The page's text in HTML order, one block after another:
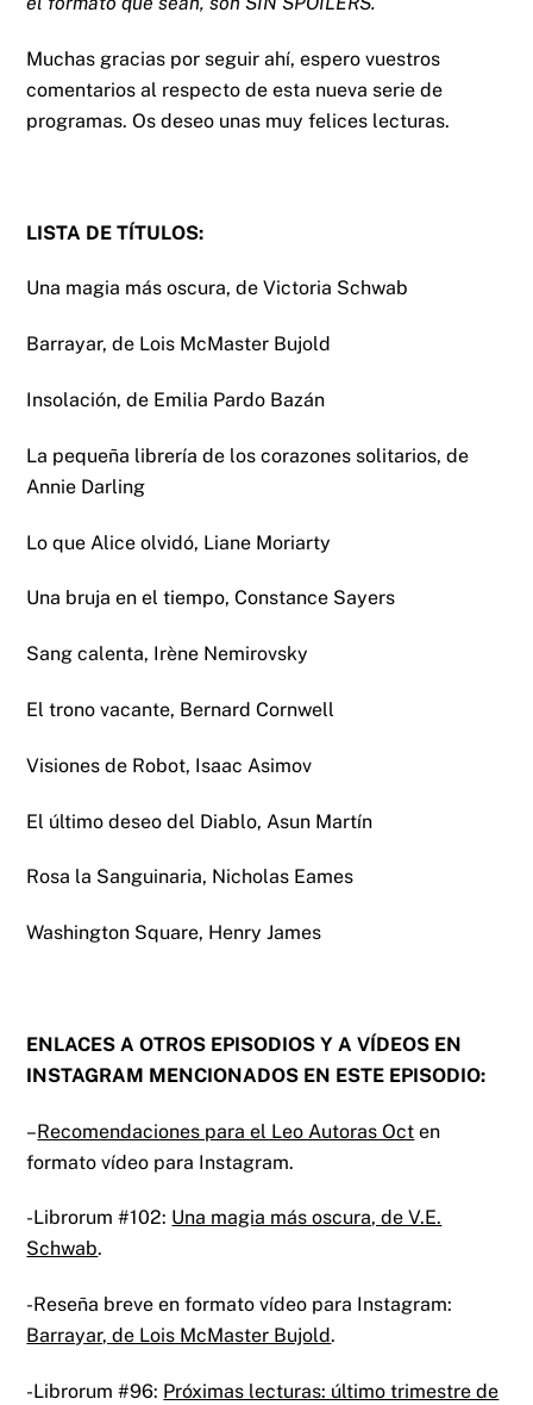
Muchas gracias por seguir ahí, espero vuestros
comentarios al respecto de esta nueva serie de
programas. Os deseo unas muy felices lecturas.
LISTA DE TÍTULOS:
Una magia más oscura, de Victoria Schwab
Barrayar, de Lois McMaster Bujold
Insolación, de Emilia Pardo Bazán
La pequeña librería de los corazones solitarios, de
Annie Darling
Lo que Alice olvidó, Liane Moriarty
Una bruja en el tiempo, Constance Sayers
Sang calenta, Irène Nemirovsky
El trono vacante, Bernard Cornwell
Visiones de Robot, Isaac Asimov
El último deseo del Diablo, Asun Martín
Rosa la Sanguinaria, Nicholas Eames
Washington Square, Henry James
ENLACES A OTROS EPISODIOS Y A VÍDEOS EN
INSTAGRAM MENCIONADOS EN ESTE EPISODIO:
–Recomendaciones para el Leo Autoras Oct en
formato vídeo para Instagram.
-Librorum #102: Una magia más oscura, de V.E.
Schwab.
-Reseña breve en formato vídeo para Instagram:
Barrayar, de Lois McMaster Bujold.
-Librorum #96: Próximas lecturas: último trimestre de